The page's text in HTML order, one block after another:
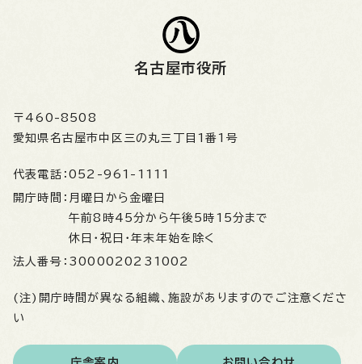
名古屋市役所
〒460-8508
愛知県名古屋市中区三の丸三丁目1番1号
代表電話： 052-961-1111
開庁時間： 月曜日から金曜日
午前8時45分から午後5時15分まで
休日・祝日・年末年始を除く
法人番号： 3000020231002
(注)開庁時間が異なる組織、施設がありますのでご注意くださ
い